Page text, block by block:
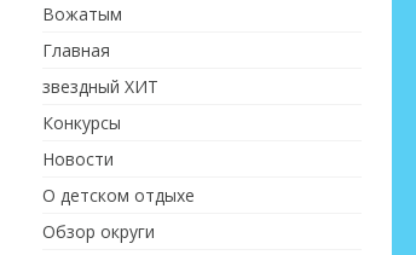
Вожатым
Главная
звездный ХИТ
Конкурсы
Новости
О детском отдыхе
Обзор округи